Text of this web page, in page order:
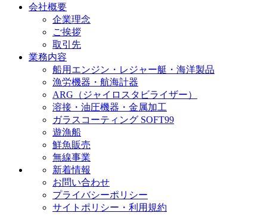
会社概要
企業理念
ご挨拶
取引先
業務内容
船用エンジン・レジャー艇・海洋製品
漁労機器・航海計器
ARG（ジャイロスタビライザー）
溶接・油圧機器・金属加工
ガラスコーティング SOFT99
遊漁船
鮮魚販売
無線事業
新着情報
お問い合わせ
プライバシーポリシー
サイトポリシー・利用規約